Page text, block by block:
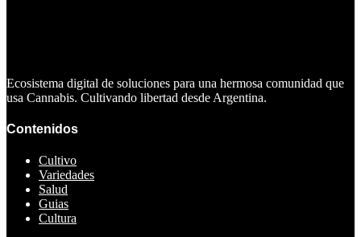
Ecosistema digital de soluciones para una hermosa comunidad que
usa Cannabis. Cultivando libertad desde Argentina.
Contenidos
Cultivo
Variedades
Salud
Guias
Cultura